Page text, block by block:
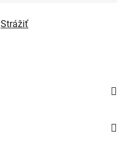
Strážiť